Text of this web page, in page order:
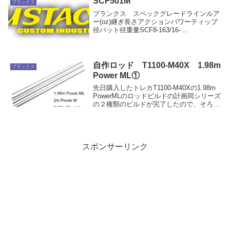
ブランクス
ブランクス スペックグレードラインルア
ー(oz)継ぎ長さアクションパワーティップ
径バット径重量SCF8-163/16-
ブランクス
自作ロッド T1100-M40X 1.98m
Power ML①
先日購入したトレカT1100-M40Xの1.98m
PowerMLのロッドビルドの計画同シリーズ
の２種類のビルドが完了したので、そろそ
スポンサーリンク